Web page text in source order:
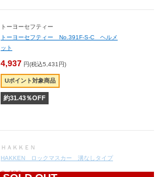
トーヨーセフティー
トーヨーセフティー No.391F-S-C ヘルメ
ット
4,937 円(税込5,431円)
Uポイント対象商品
約31.43％OFF
ＨＡＫＫＥＮ
HAKKEN ロックマスカー 溝なしタイプ
3,480 円(税込3,828円)